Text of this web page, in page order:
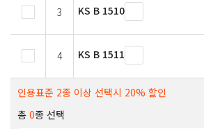
3 KS B 1510
4 KS B 1511
인용표준 2종 이상 선택시 20% 할인
총 0종 선택